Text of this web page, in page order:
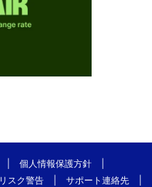
個人情報保護方針
リスク警告 サポート連絡先